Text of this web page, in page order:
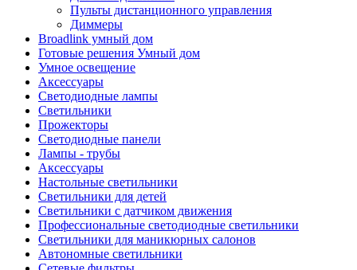
Пульты дистанционного управления
Диммеры
Broadlink умный дом
Готовые решения Умный дом
Умное освещение
Аксессуары
Светодиодные лампы
Светильники
Прожекторы
Светодиодные панели
Лампы - трубы
Аксессуары
Настольные светильники
Светильники для детей
Светильники с датчиком движения
Профессиональные светодиодные светильники
Светильники для маникюрных салонов
Автономные светильники